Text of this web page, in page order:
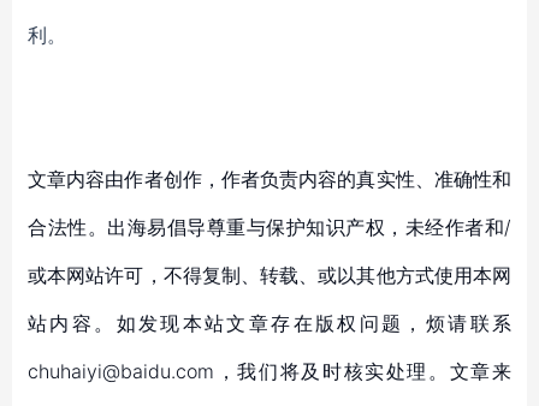
利。
文章内容由作者创作，作者负责内容的真实性、准确性和
合法性。出海易倡导尊重与保护知识产权，未经作者和/
或本网站许可，不得复制、转载、或以其他方式使用本网
站内容。如发现本站文章存在版权问题，烦请联系
chuhaiyi@baidu.com，我们将及时核实处理。文章来